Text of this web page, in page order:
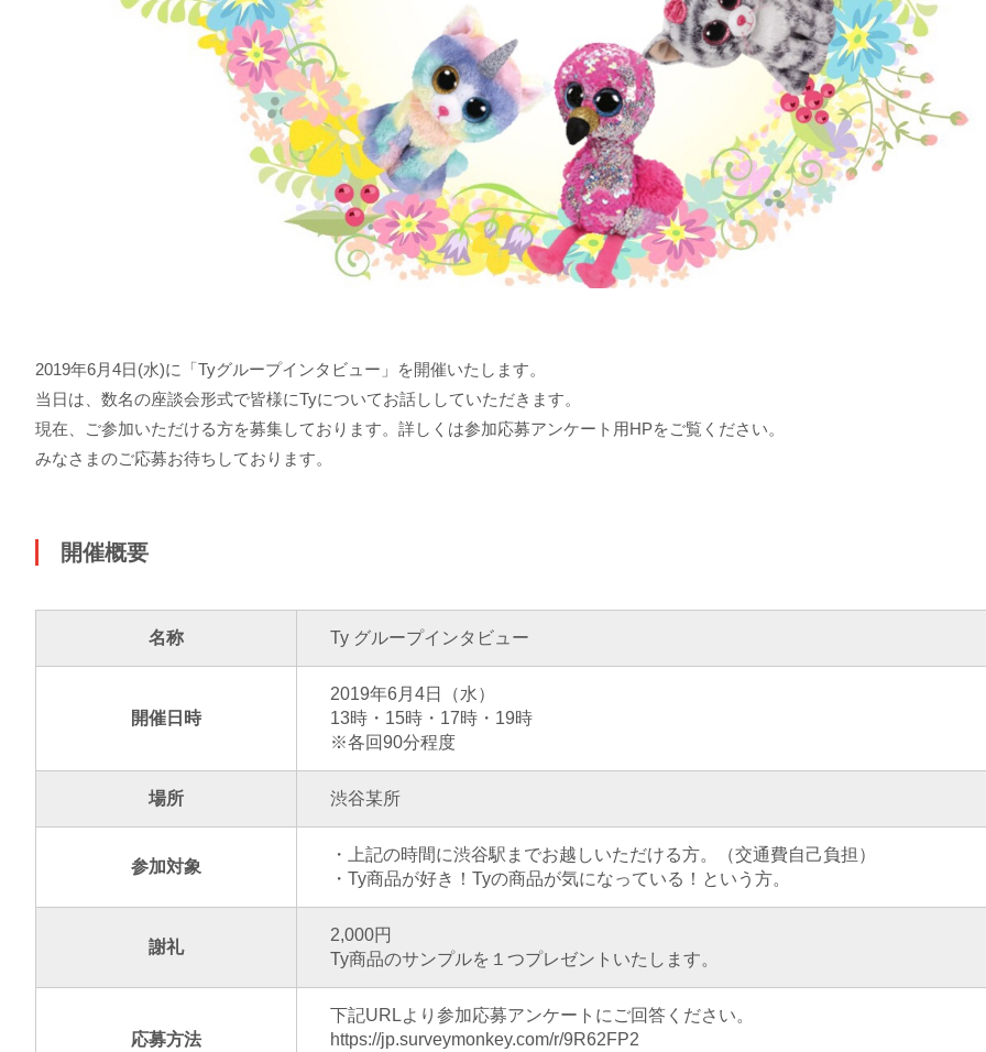
2019年6月4日(水)に「Tyグループインタビュー」を開催いたします。
当日は、数名の座談会形式で皆様にTyについてお話ししていただきます。
現在、ご参加いただける方を募集しております。詳しくは参加応募アンケート用HPをご覧ください。
みなさまのご応募お待ちしております。
開催概要
名称 Ty グループインタビュー
開催日時
2019年6月4日（水）
13時・15時・17時・19時
※各回90分程度
場所 渋谷某所
参加対象
・上記の時間に渋谷駅までお越しいただける方。（交通費自己負担）
・Ty商品が好き！Tyの商品が気になっている！という方。
謝礼
2,000円
Ty商品のサンプルを１つプレゼントいたします。
応募方法
下記URLより参加応募アンケートにご回答ください。
https://jp.surveymonkey.com/r/9R62FP2